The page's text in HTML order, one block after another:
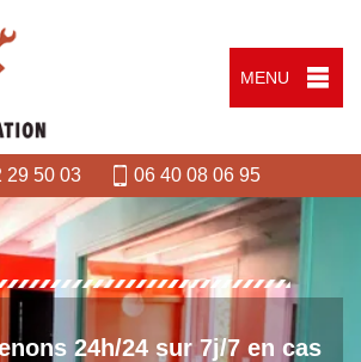
MENU
29 50 03 06 40 08 06 95
24h/24 sur 7j/7 en cas